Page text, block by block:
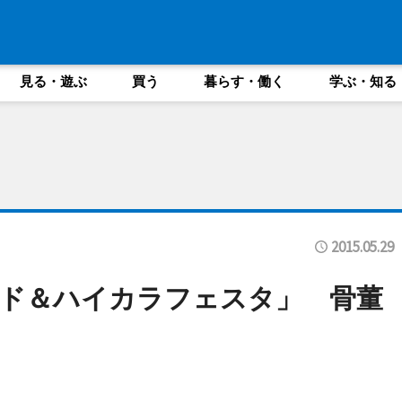
見る・遊ぶ 買う 暮らす・働く 学ぶ・知る
2015.05.29
＆ハイカラフェスタ」 骨董